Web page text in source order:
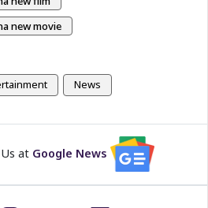
new movie
News
at Google News